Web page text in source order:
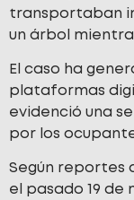
transportaban
un árbol
El caso ha
plataformas
evidenció una
por los
Según reportes
el pasado 19 de